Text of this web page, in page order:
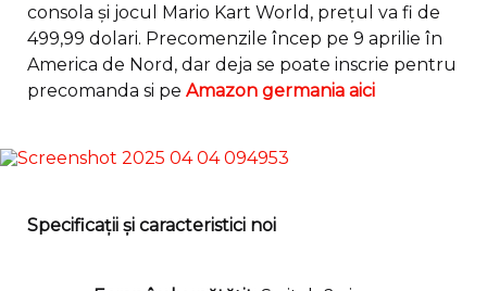
consola și jocul Mario Kart World, prețul va fi de
499,99 dolari. Precomenzile încep pe 9 aprilie în
America de Nord, dar deja se poate inscrie pentru
precomanda si pe Amazon germania aici
Specificații și caracteristici noi